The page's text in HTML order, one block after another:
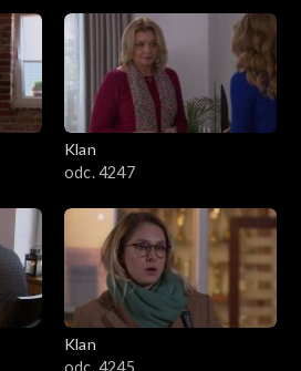
Klan
odc. 4247
Klan